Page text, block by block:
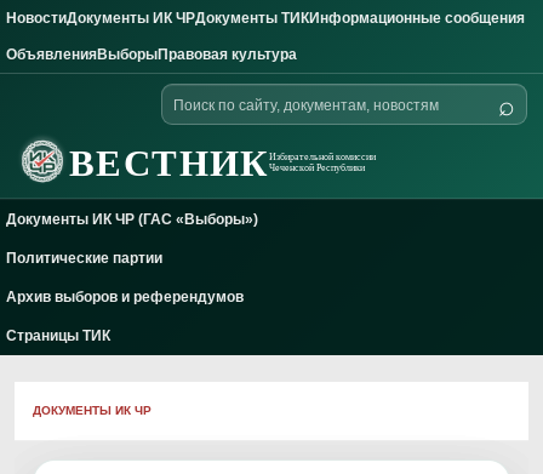
Skip to content
НовостиДокументы ИК ЧРДокументы ТИКИнформационные сообщения
ОбъявленияВыборыПравовая культура
ВЕСТНИКИзбирательной комиссии
Чеченской Республики
Поиск
по
⌕
Документы ИК ЧР (ГАС «Выборы»)
Политические партии
Архив выборов и референдумов
Страницы ТИК
ДОКУМЕНТЫ ИК ЧР